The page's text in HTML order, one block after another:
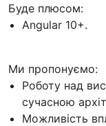
Буде плюсом:
Angular 10+.
Ми пропонуємо:
Роботу над
сучасною
Можливість